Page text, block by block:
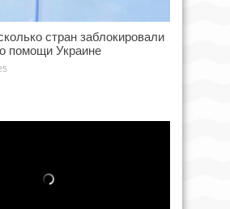
стран заблокировали
помощи Украине